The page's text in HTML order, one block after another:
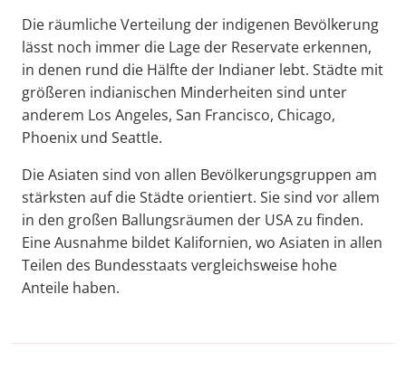
Die räumliche Verteilung der indigenen Bevölkerung
lässt noch immer die Lage der Reservate erkennen,
in denen rund die Hälfte der Indianer lebt. Städte mit
größeren indianischen Minderheiten sind unter
anderem Los Angeles, San Francisco, Chicago,
Phoenix und Seattle.
Die Asiaten sind von allen Bevölkerungsgruppen am
stärksten auf die Städte orientiert. Sie sind vor allem
in den großen Ballungsräumen der USA zu finden.
Eine Ausnahme bildet Kalifornien, wo Asiaten in allen
Teilen des Bundesstaats vergleichsweise hohe
Anteile haben.